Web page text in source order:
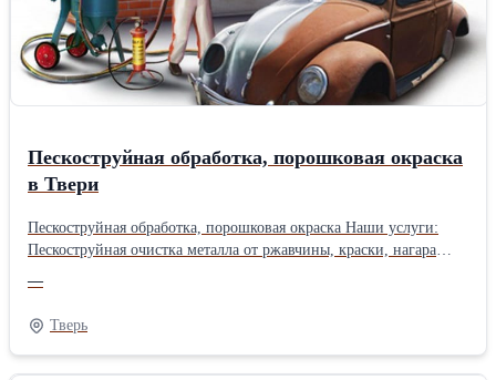
Пескоструйная обработка, порошковая окраска
в Твери
Пескоструйная обработка, порошковая окраска Наши услуги:
Пескоструйная очистка металла от ржавчины, краски, нагара
каталогу RAL Реставрация промышленного оборудования
Декоративная обработка стекла, камня, металла
—
Тверь